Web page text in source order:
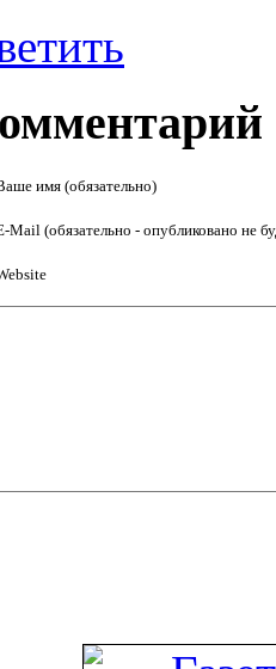
имя (обязательно)
Mail (обязательно - опубликовано не